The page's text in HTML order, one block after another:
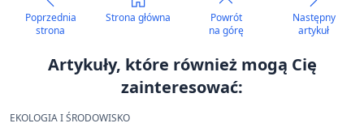
Poprzednia
strona
Strona główna
Powrót
na górę
Następny
artykuł
Artykuły, które również mogą Cię
zainteresować:
EKOLOGIA I ŚRODOWISKO